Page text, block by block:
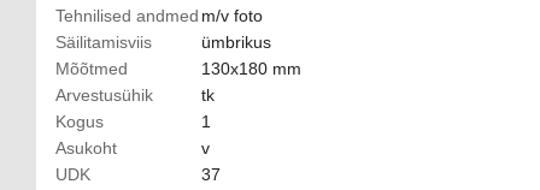
Tehnilised andmed m/v foto
Säilitamisviis
ümbrikus
Mõõtmed
130x180 mm
Arvestusühik
tk
Kogus
1
Asukoht
v
UDK
37